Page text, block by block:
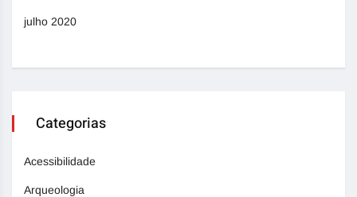
julho 2020
Categorias
Acessibilidade
Arqueologia